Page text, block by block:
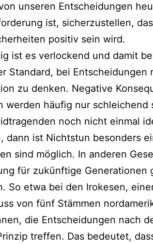
unseren Entscheidungen
ist, sicherzustellen,
positiv sein wird.
ist es verlockend und damit
Standard, bei Entscheidungen
zu denken. Negative
werden häufig nur schleichend
noch nicht einmal
dann ist Nichtstun besonders
sind möglich. In anderen
für zukünftige Generationen
So etwa bei den Irokesen,
von fünf Stämmen
die Entscheidungen nach
treffen. Das bedeutet,